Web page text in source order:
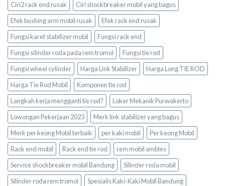
Ciri2 rack end rusak
Ciri shockbreaker mobil yang bagus
Efek bushing arm mobil rusak
Efek rack end rusak
Fungsi karet stabilizer mobil
Fungsi rack end
Fungsi silinder roda pada rem tromol
Fungsi tie rod
Fungsi wheel cylinder
Harga Link Stabilizer
Harga Long TIE ROD
Harga Tie Rod Mobil
Komponen tie rod
Langkah kerja mengganti tie rod?
Loker Mekanik Purwokerto
Lowongan Pekerjaan 2023
Merk link stabilizer yang bagus
Merk per keong Mobil terbaik
per kaki mobil
Per keong Mobil
Rack end mobil
Rack end tie rod
rem mobil ambles
Service shockbreaker mobil Bandung
Silinder roda mobil
Silinder roda rem tromol
Spesialis Kaki-Kaki Mobil Bandung